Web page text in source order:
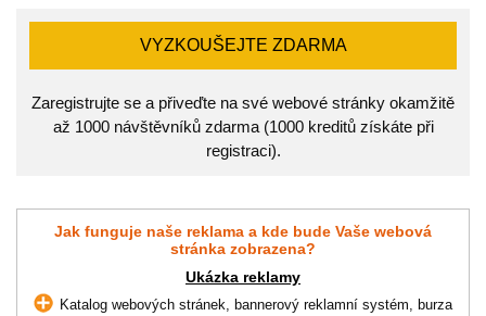
VYZKOUŠEJTE ZDARMA
Zaregistrujte se a přiveďte na své webové stránky okamžitě
až 1000 návštěvníků zdarma (1000 kreditů získáte při
registraci).
Jak funguje naše reklama a kde bude Vaše webová
stránka zobrazena?
Ukázka reklamy
Katalog webových stránek, bannerový reklamní systém, burza